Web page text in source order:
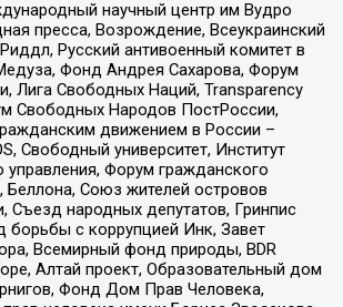
научный центр им Вудро
пресса, Возрождение, Всеукраинский
Русский антивоенный комитет в
Фонд Андрея Сахарова, Форум
Лига Свободных Наций, Transparеncy
Свободных Народов ПостРоссии,
движением в России –
Свободный университет, Институт
управления, Форум гражданского
Беллона, Союз жителей островов
Съезд народных депутатов, Гринпис
борьбы с коррупцией Инк, Завет
Всемирный фонд природы, BDR
Алтай проект, Образовательный дом
Фонд Дом Прав Человека,